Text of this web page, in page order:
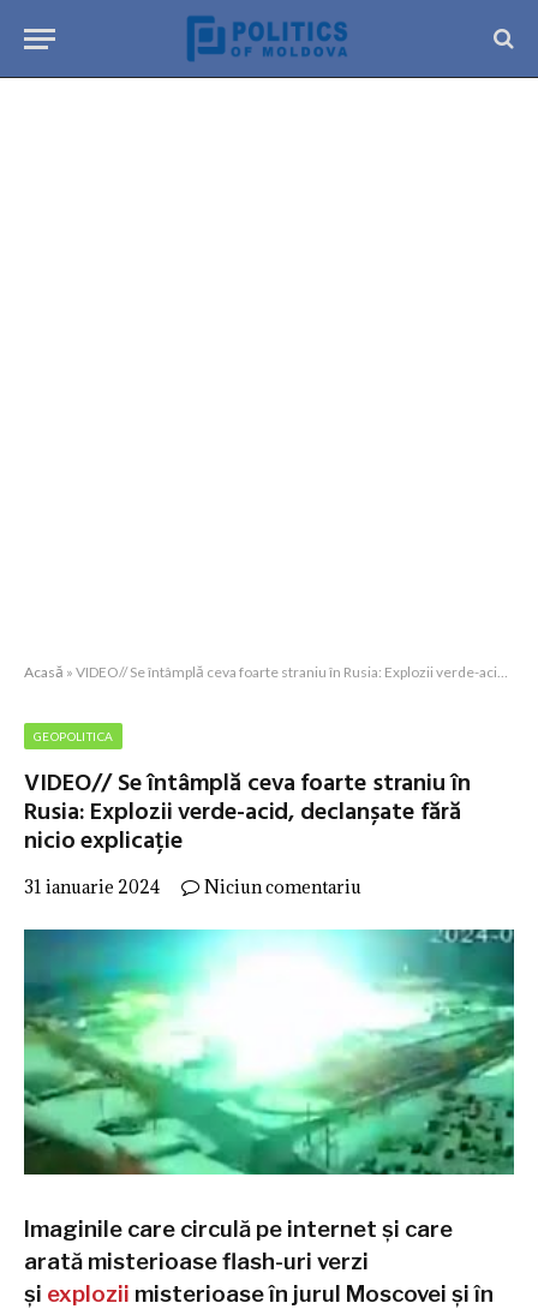
Acasă » VIDEO// Se întâmplă ceva foarte straniu în Rusia: Explozii verde-acid, declanșate fără nicio explicație
GEOPOLITICA
VIDEO// Se întâmplă ceva foarte straniu în
Rusia: Explozii verde-acid, declanșate fără
nicio explicație
31 ianuarie 2024 Niciun comentariu
Imaginile care circulă pe internet și care
arată misterioase flash-uri verzi
și explozii misterioase în jurul Moscovei și în